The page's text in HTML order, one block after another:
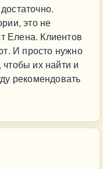
это не
Елена. Клиентов
И просто нужно
их найти и
рекомендовать